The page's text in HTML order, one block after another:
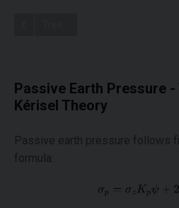
Passive Earth Pressure
Kérisel Theory
Passive earth pressure follows
formula: